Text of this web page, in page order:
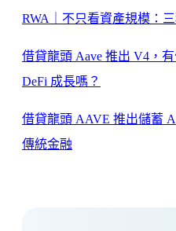
RWA｜不只看資產規模：
借貸龍頭 Aave 推出 V4，
DeFi 成長嗎？
借貸龍頭 AAVE 推出儲蓄
傳統金融